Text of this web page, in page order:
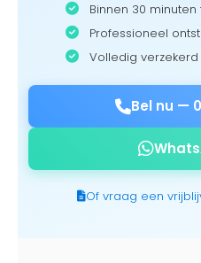
Binnen 30
Professioneel
Volledig
Bel nu —
Of vraag een